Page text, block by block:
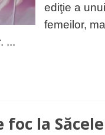
ediţie a
femeilor,
...
la Săcele